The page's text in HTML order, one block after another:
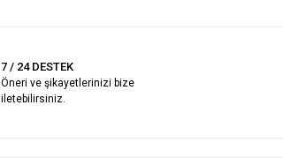
7 / 24 DESTEK
Öneri ve şikayetlerinizi bize
iletebilirsiniz.